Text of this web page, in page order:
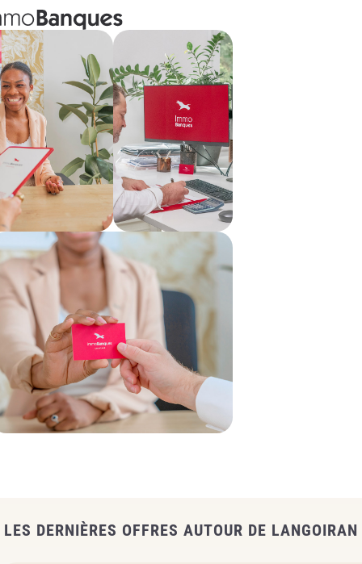
LES DERNIÈRES OFFRES AUTOUR DE LANGOIRAN